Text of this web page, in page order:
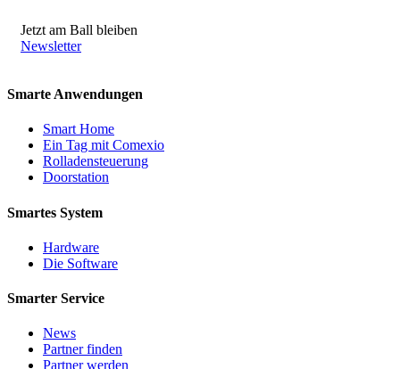
Jetzt am Ball bleiben
Newsletter
Smarte Anwendungen
Smart Home
Ein Tag mit Comexio
Rolladensteuerung
Doorstation
Smartes System
Hardware
Die Software
Smarter Service
News
Partner finden
Partner werden